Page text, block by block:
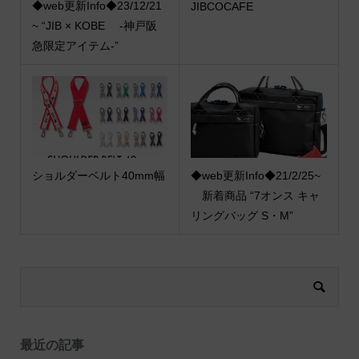
◆web更新Info◆23/12/21
~ “JIB × KOBE -神戸阪
急限定アイテム-”
JIBCOCAFE
ショルダーベルト40mm幅
◆web更新Info◆21/2/25~
新着商品 “7オンス キャ
リングバッグ S・M”
最近の記事